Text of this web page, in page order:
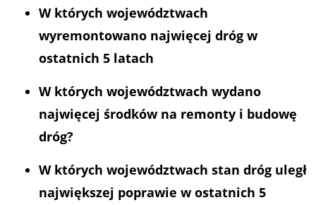
W których województwach
wyremontowano najwięcej dróg w
ostatnich 5 latach
W których województwach wydano
najwięcej środków na remonty i budowę
dróg?
W których województwach stan dróg uległ
największej poprawie w ostatnich 5